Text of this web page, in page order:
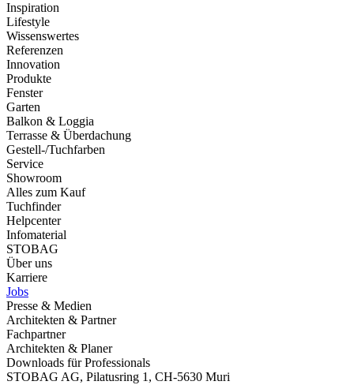
Inspiration
Lifestyle
Wissenswertes
Referenzen
Innovation
Produkte
Fenster
Garten
Balkon & Loggia
Terrasse & Überdachung
Gestell-/Tuchfarben
Service
Showroom
Alles zum Kauf
Tuchfinder
Helpcenter
Infomaterial
STOBAG
Über uns
Karriere
Jobs
Presse & Medien
Architekten & Partner
Fachpartner
Architekten & Planer
Downloads für Professionals
STOBAG AG, Pilatusring 1, CH-5630 Muri